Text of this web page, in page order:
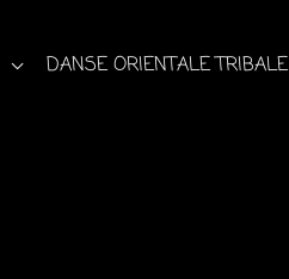
DANSE ORIENTALE TRIBALE